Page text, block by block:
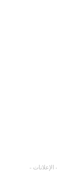
- الإعلانات -